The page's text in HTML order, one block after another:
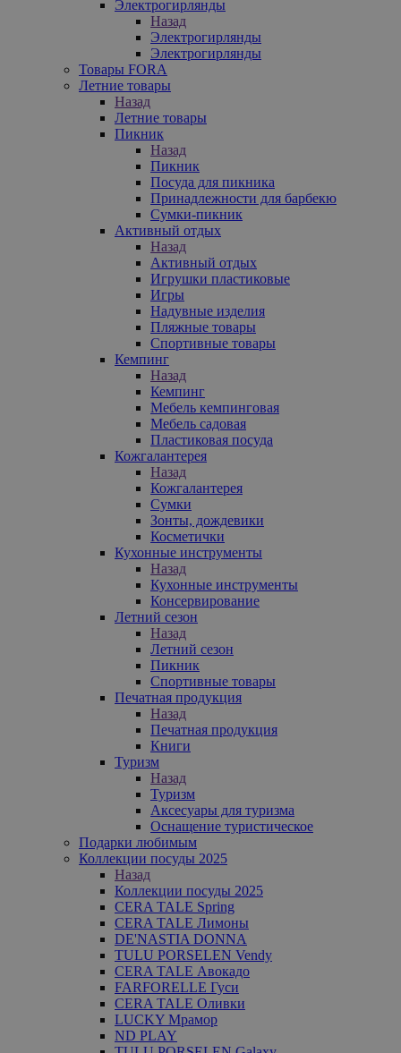
Электрогирлянды
Назад
Электрогирлянды
Электрогирлянды
Товары FORA
Летние товары
Назад
Летние товары
Пикник
Назад
Пикник
Посуда для пикника
Принадлежности для барбекю
Сумки-пикник
Активный отдых
Назад
Активный отдых
Игрушки пластиковые
Игры
Надувные изделия
Пляжные товары
Спортивные товары
Кемпинг
Назад
Кемпинг
Мебель кемпинговая
Мебель садовая
Пластиковая посуда
Кожгалантерея
Назад
Кожгалантерея
Сумки
Зонты, дождевики
Косметички
Кухонные инструменты
Назад
Кухонные инструменты
Консервирование
Летний сезон
Назад
Летний сезон
Пикник
Спортивные товары
Печатная продукция
Назад
Печатная продукция
Книги
Туризм
Назад
Туризм
Аксесуары для туризма
Оснащение туристическое
Подарки любимым
Коллекции посуды 2025
Назад
Коллекции посуды 2025
CERA TALE Spring
CERA TALE Лимоны
DE'NASTIA DONNA
TULU PORSELEN Vendy
CERA TALE Авокадо
FARFORELLE Гуси
CERA TALE Оливки
LUCKY Мрамор
ND PLAY